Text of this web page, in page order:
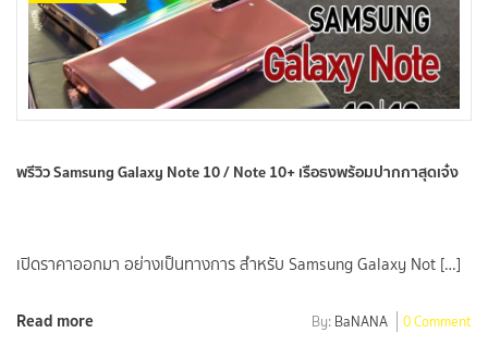
พรีวิว Samsung Galaxy Note 10 / Note 10+ เรือธงพร้อมปากกาสุดเจ๋ง
เปิดราคาออกมา อย่างเป็นทางการ สำหรับ Samsung Galaxy Not […]
Read more By: BaNANA 0 Comment